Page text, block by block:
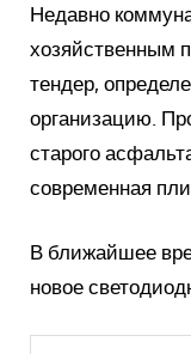
Недавно
хозяйственным
тендер,
организацию.
старого
современная
В ближайшее
новое